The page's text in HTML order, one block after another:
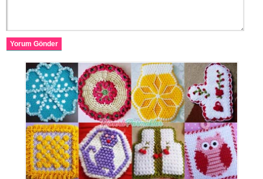
Yorum Gönder